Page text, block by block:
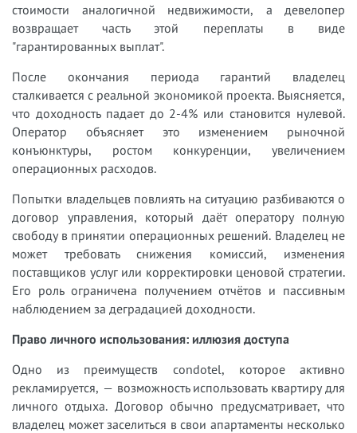
стоимости аналогичной недвижимости, а девелопер
возвращает часть этой переплаты в виде
"гарантированных выплат".
После окончания периода гарантий владелец
сталкивается с реальной экономикой проекта. Выясняется,
что доходность падает до 2-4% или становится нулевой.
Оператор объясняет это изменением рыночной
конъюнктуры, ростом конкуренции, увеличением
операционных расходов.
Попытки владельцев повлиять на ситуацию разбиваются о
договор управления, который даёт оператору полную
свободу в принятии операционных решений. Владелец не
может требовать снижения комиссий, изменения
поставщиков услуг или корректировки ценовой стратегии.
Его роль ограничена получением отчётов и пассивным
наблюдением за деградацией доходности.
Право личного использования: иллюзия доступа
Одно из преимуществ condotel, которое активно
рекламируется, — возможность использовать квартиру для
личного отдыха. Договор обычно предусматривает, что
владелец может заселиться в свои апартаменты несколько